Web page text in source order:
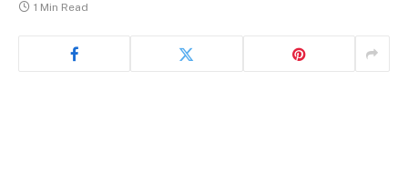
1 Min Read